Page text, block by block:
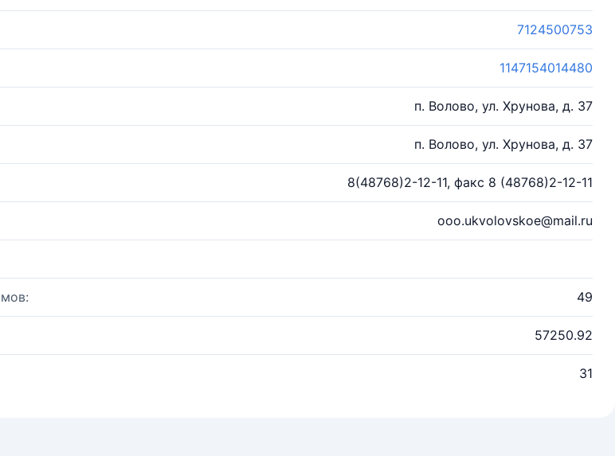
7124500753
1147154014480
п. Волово, ул. Хрунова, д. 37
п. Волово, ул. Хрунова, д. 37
8(48768)2-12-11, факс 8 (48768)2-12-11
ooo.ukvolovskoe@mail.ru
49
57250.92
31